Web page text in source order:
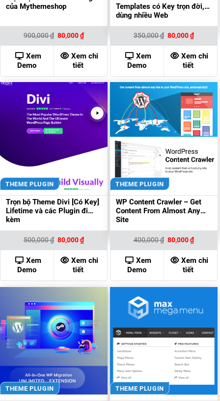
của Mythemeshop
900,000₫ Giá
gốc
là:
900,000 ₫.
80,000₫Giá
hiện
tại
là:
80,000 ₫.
Xem
Demo
Xem chi
tiết
Templates có Key trọn đời,
dùng nhiều Web
350,000₫ Giá
gốc
là:
350,000 ₫.
80,000₫Giá
hiện
tại
là:
80,000
Xem
Demo
Xem chi
tiết
THEME PLUGIN
Trọn bộ Theme Divi [Có Key]
Lifetime và các Plugin đi
kèm
500,000₫ Giá
gốc
là:
500,000 ₫.
80,000₫Giá
hiện
tại
là:
80,000 ₫.
Xem
Demo
Xem chi
tiết
THEME PLUGIN
WP Content Crawler – Get
Content From Almost Any
Site
400,000₫ Giá
gốc
là:
400,000 ₫.
80,000₫Giá
hiện
tại
là:
80,000
Xem
Demo
Xem chi
tiết
THEME PLUGIN THEME PLUGIN